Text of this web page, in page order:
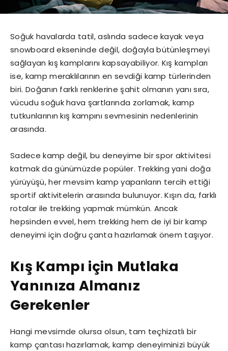
Soğuk havalarda tatil, aslında sadece kayak veya
snowboard ekseninde değil, doğayla bütünleşmeyi
sağlayan kış kamplarını kapsayabiliyor. Kış kampları
ise, kamp meraklılarının en sevdiği kamp türlerinden
biri. Doğanın farklı renklerine şahit olmanın yanı sıra,
vücudu soğuk hava şartlarında zorlamak, kamp
tutkunlarının kış kampını sevmesinin nedenlerinin
arasında.
Sadece kamp değil, bu deneyime bir spor aktivitesi
katmak da günümüzde popüler. Trekking yani doğa
yürüyüşü, her mevsim kamp yapanların tercih ettiği
sportif aktivitelerin arasında bulunuyor. Kışın da, farklı
rotalar ile trekking yapmak mümkün. Ancak
hepsinden evvel, hem trekking hem de iyi bir kamp
deneyimi için doğru çanta hazırlamak önem taşıyor.
Kış Kampı için Mutlaka
Yanınıza Almanız
Gerekenler
Hangi mevsimde olursa olsun, tam teçhizatlı bir
kamp çantası hazırlamak, kamp deneyiminizi büyük